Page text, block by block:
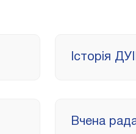
Історія
Вчена